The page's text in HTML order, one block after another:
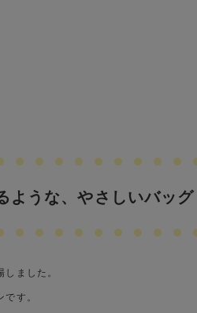
ような、やさしいバッグ
ました。
す。